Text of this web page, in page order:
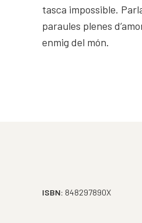
tasca impossible.
paraules plenes
enmig del món.
ISBN: 848297890X